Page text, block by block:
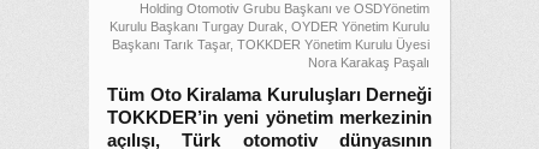
Holding Otomotiv Grubu Başkanı ve OSDYönetim
Kurulu Başkanı Turgay Durak, OYDER Yönetim Kurulu
Başkanı Tarık Taşar, TOKKDER Yönetim Kurulu Üyesi
Nora Karakaş Paşalı
Tüm Oto Kiralama Kuruluşları Derneği
TOKKDER’in yeni yönetim merkezinin
açılışı, Türk otomotiv dünyasının